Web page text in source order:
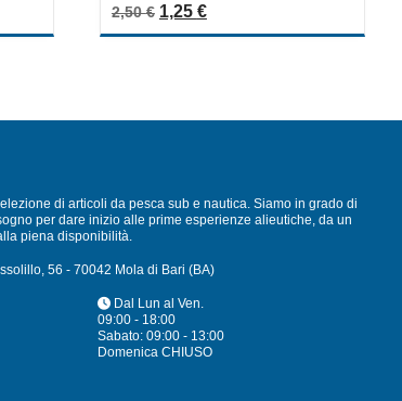
2,00 €.
è: 1,00 €.
out
of
2,50€ Il prezzo originale era: 2,50 €.
1,25 €Il prezzo attuale è: 1,25 €.
di articoli da pesca sub e nautica. Siamo in grado di
per dare inizio alle prime esperienze alieutiche, da un
piena disponibilità.
56 - 70042 Mola di Bari (BA)
Dal Lun al Ven.
09:00 - 18:00
Sabato: 09:00 - 13:00
Domenica CHIUSO